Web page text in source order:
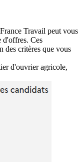
Travail peut vous
d'offres. Ces
des critères que vous
d'ouvrier agricole,